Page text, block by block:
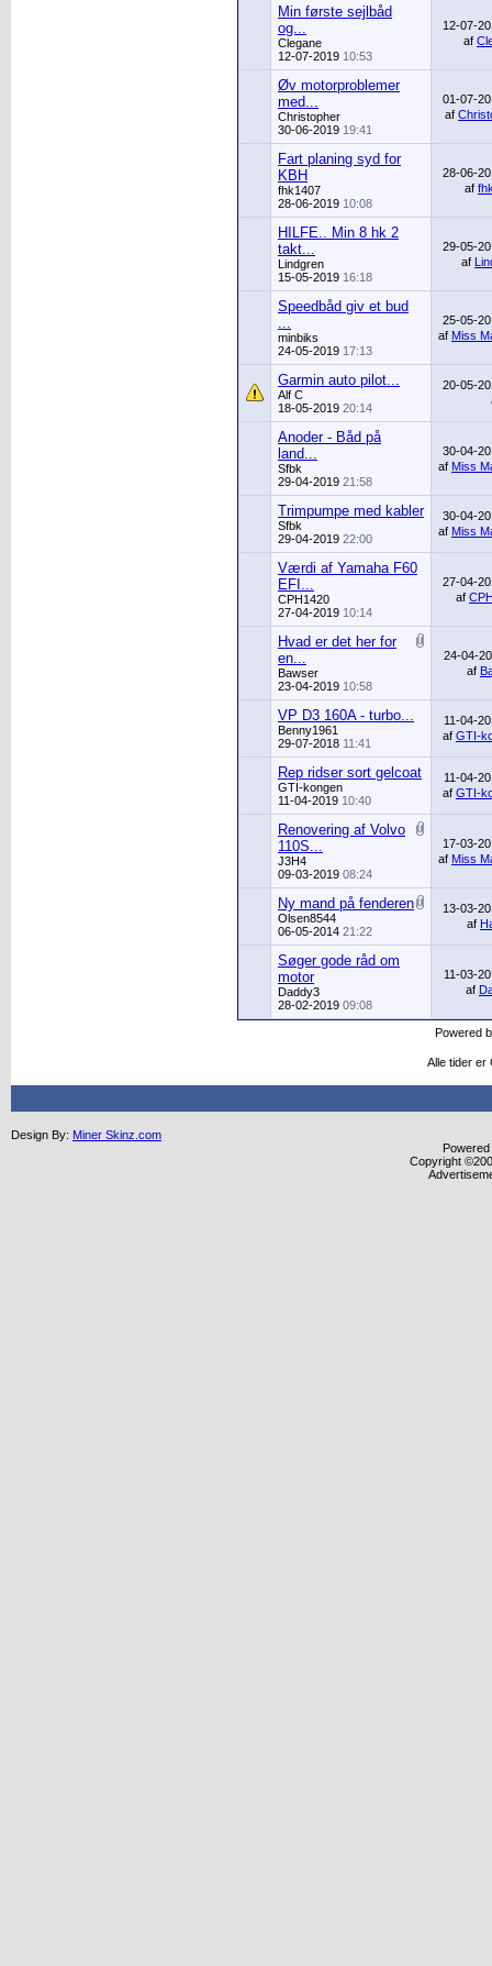
Min første sejlbåd
og...
Clegane
12-07-2019 10:53
12-07-
af
Øv motorproblemer
med...
Christopher
30-06-2019 19:41
01-07-
af
Fart planing syd for
KBH
fhk1407
28-06-2019 10:08
28-06-
af
HILFE.. Min 8 hk 2
takt...
Lindgren
15-05-2019 16:18
29-05-
af
Speedbåd giv et bud
...
minbiks
24-05-2019 17:13
25-05-
af Miss
Garmin auto pilot...
Alf C
18-05-2019 20:14
20-05-
Anoder - Båd på
land...
Sfbk
29-04-2019 21:58
30-04-
af Miss
Trimpumpe med kabler
Sfbk
29-04-2019 22:00
30-04-
af Miss
Værdi af Yamaha F60
EFI...
CPH1420
27-04-2019 10:14
27-04-
af
Hvad er det her for
en...
Bawser
23-04-2019 10:58
24-04-
af
VP D3 160A - turbo...
Benny1961
29-07-2018 11:41
11-04-
af GTI-
Rep ridser sort gelcoat
GTI-kongen
11-04-2019 10:40
11-04-
af GTI-
Renovering af Volvo
110S...
J3H4
09-03-2019 08:24
17-03-
af Miss
Ny mand på fenderen
Olsen8544
06-05-2014 21:22
13-03-
af
Søger gode råd om
motor
Daddy3
28-02-2019 09:08
11-03-
af
Powered
Alle tider er
Design By: Miner Skinz.com
Copyright